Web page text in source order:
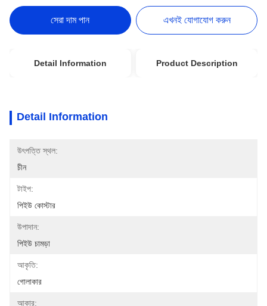
সেরা দাম পান এখনই যোগাযোগ করুন
Detail Information Product Description
Detail Information
উৎপত্তি স্থল:
চীন
টাইপ:
পিইউ কোস্টার
উপাদান:
পিইউ চামড়া
আকৃতি:
গোলাকার
আকার: